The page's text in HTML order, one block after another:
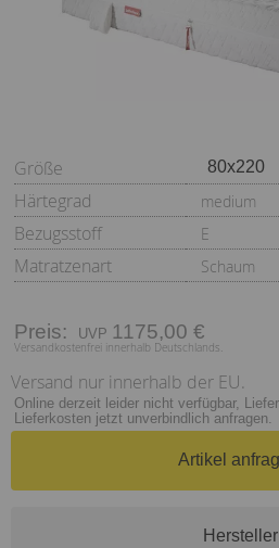
Größe
Härtegrad
medium
Bezugsstoff E
Matratzenart Schaum
Preis: 1175,00 €
Versandkostenfrei innerhalb Deutschlands.
Versand nur innerhalb der EU.
Online derzeit leider nicht verfügbar,
Lieferkosten jetzt unverbindlich anfragen.
Artikel
Hersteller